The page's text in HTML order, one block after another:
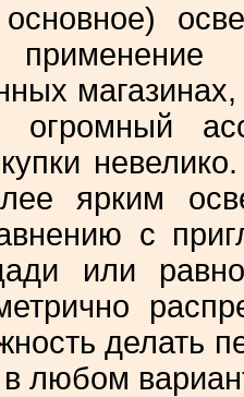
огромный
ярким
с
или
делать
любом